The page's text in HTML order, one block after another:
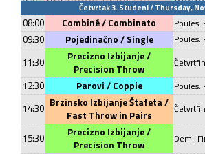
Četvrtak 3. Studeni / Thursday,
08:00 Combiné / Combinato Poules:
09:30 Pojedinačno / Single Poules:
11:30
Precizno Izbijanje /
Precision Throw
12:30 Parovi / Coppie Poules:
14:30 Brzinsko Izbijanje Štafeta /
Fast Throw in Pairs
15:30
Precizno Izbijanje /
Precision Throw
Demi-